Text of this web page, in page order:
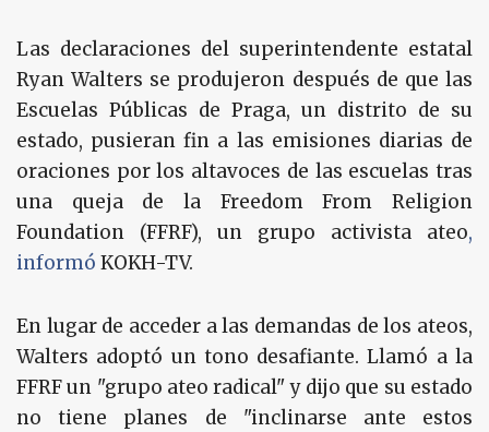
Las declaraciones del superintendente estatal
Ryan Walters se produjeron después de que las
Escuelas Públicas de Praga, un distrito de su
estado, pusieran fin a las emisiones diarias de
oraciones por los altavoces de las escuelas tras
una queja de la Freedom From Religion
Foundation (FFRF), un grupo activista ateo,
informó KOKH-TV.
En lugar de acceder a las demandas de los ateos,
Walters adoptó un tono desafiante. Llamó a la
FFRF un "grupo ateo radical" y dijo que su estado
no tiene planes de "inclinarse ante estos